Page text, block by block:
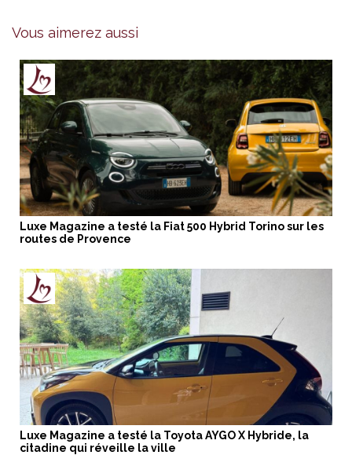
Vous aimerez aussi
Luxe Magazine a testé la Fiat 500 Hybrid Torino sur les
routes de Provence
Luxe Magazine a testé la Toyota AYGO X Hybride, la
citadine qui réveille la ville